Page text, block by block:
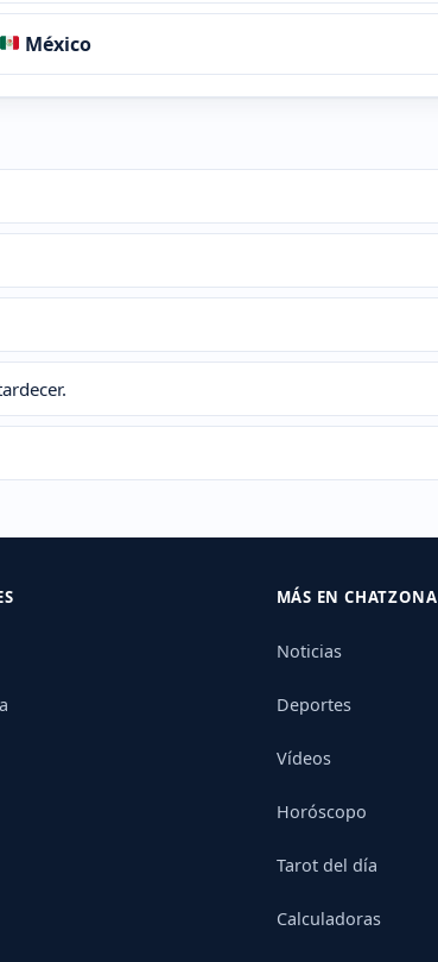
México
MÁS EN CHATZONA
Noticias
Deportes
Vídeos
Horóscopo
Tarot del día
Calculadoras